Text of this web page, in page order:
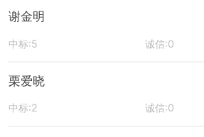
谢金明
中标:5 诚信:0
栗爱晓
中标:2 诚信:0